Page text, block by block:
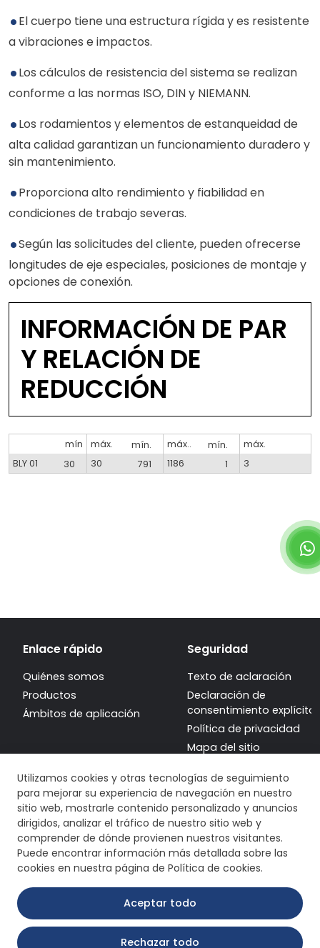
Utilizamos cookies y otras tecnologías de seguimiento
para mejorar su experiencia de navegación en nuestro
sitio web, mostrarle contenido personalizado y anuncios
dirigidos, analizar el tráfico de nuestro sitio web y
comprender de dónde provienen nuestros visitantes.
Puede encontrar información más detallada sobre las
cookies en nuestra página de Política de cookies.
Aceptar todo
Rechazar todo
El cuerpo tiene una estructura rígida y es resistente
a vibraciones e impactos.
Los cálculos de resistencia del sistema se realizan
conforme a las normas ISO, DIN y NIEMANN.
Los rodamientos y elementos de estanqueidad de
alta calidad garantizan un funcionamiento duradero y
sin mantenimiento.
Proporciona alto rendimiento y fiabilidad en
condiciones de trabajo severas.
Según las solicitudes del cliente, pueden ofrecerse
longitudes de eje especiales, posiciones de montaje y
opciones de conexión.
INFORMACIÓN DE PAR
Y RELACIÓN DE
REDUCCIÓN
mín máx. mín. máx.. mín.
máx.
BLY 01
30 30 791 1186 1 3
Enlace rápido
Quiénes somos
Productos
Ámbitos de aplicación
Seguridad
Texto de aclaración
Declaración de
consentimiento explícito
Política de privacidad
Mapa del sitio